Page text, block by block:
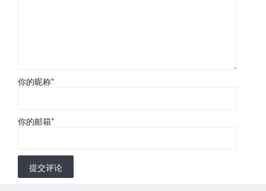
你的昵称*
你的邮箱*
提交评论